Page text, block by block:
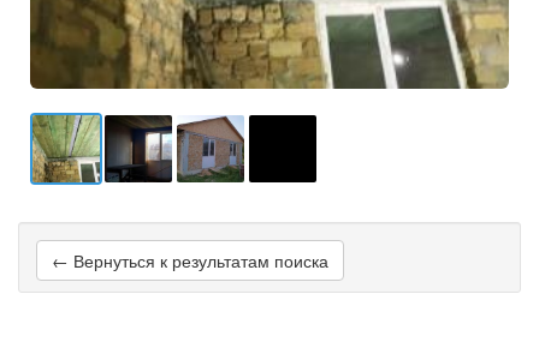
← Вернуться к результатам поиска